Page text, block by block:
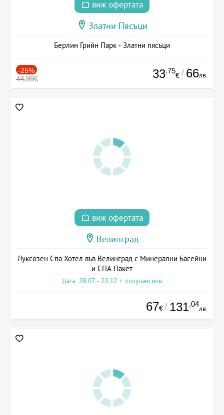
виж офертата
Златни Пясъци
Берлин Грийн Парк - Златни пясъци
-25%
44.99€ 33.75
€ / 66лв.
виж офертата
Велинград
Луксозен Спа Хотел във Велинград с Минерални Басейни
и СПА Пакет
Дата: 28.07 - 23.12 + полупансион
67€ / 131.04
лв.